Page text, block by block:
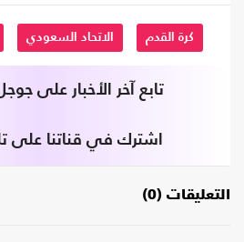
كرة القدم الاتحاد السعودي
تابع آخر الأخبار على
اشترك في قناتنا على
التعليقات (0)